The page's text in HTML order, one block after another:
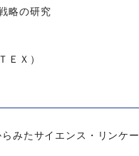
略の研究
ＥＸ）
みたサイエンス・リンケ